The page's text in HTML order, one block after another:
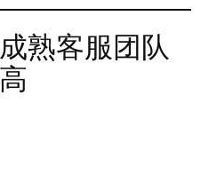
熟客服团队